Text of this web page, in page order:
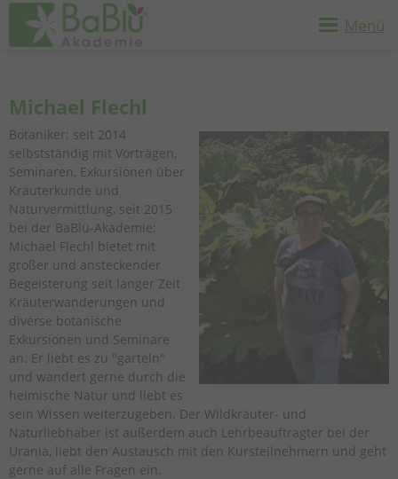
Menü
Michael Flechl
Botaniker; seit 2014
selbstständig mit Vorträgen,
Seminaren, Exkursionen über
Kräuterkunde und
Naturvermittlung, seit 2015
bei der BaBlü-Akademie;
Michael Flechl bietet mit
großer und ansteckender
Begeisterung seit langer Zeit
Kräuterwanderungen und
diverse botanische
Exkursionen und Seminare
an. Er liebt es zu "garteln"
und wandert gerne durch die
heimische Natur und liebt es
sein Wissen weiterzugeben. Der Wildkräuter- und
Naturliebhaber ist außerdem auch Lehrbeauftragter bei der
Urania, liebt den Austausch mit den Kursteilnehmern und geht
gerne auf alle Fragen ein.